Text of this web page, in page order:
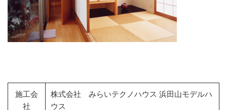
施工会
社
株式会社 みらいテクノハウス 浜田山モデルハ
ウス